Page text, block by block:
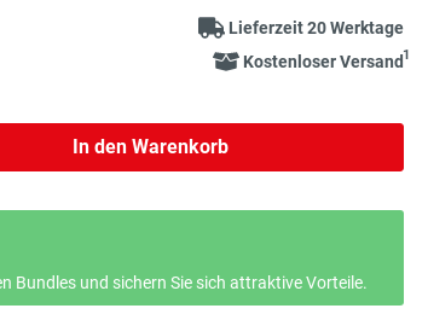
Lieferzeit 20 Werktage
Kostenloser Versand1
Wert ein oder
In den Warenkorb
Bundles und sichern Sie sich attraktive Vorteile.